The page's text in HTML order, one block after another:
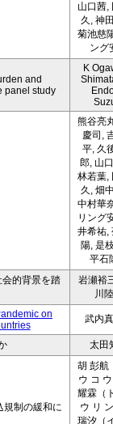
山口茜,
久, 神
菊池慈
ング
and
panel study
K
熊谷亮
慶司,
平, 久
郎, 山
林若葉,
久, 畑
中村華
リング
井希祐,
陽, 是
平石
的背景を踏
岩瀬裕
川
on
武内
太田
規制の緩和に
胡 彭航
ウ コ
耀霖（
ウ リ
瑞汐（